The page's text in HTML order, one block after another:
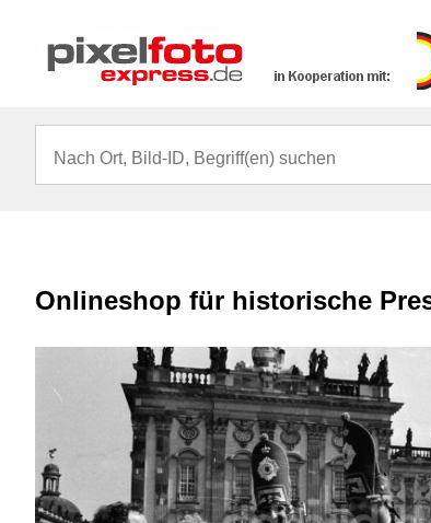
Onlineshop für historische